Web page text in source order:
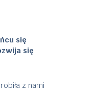
się
się
z nami